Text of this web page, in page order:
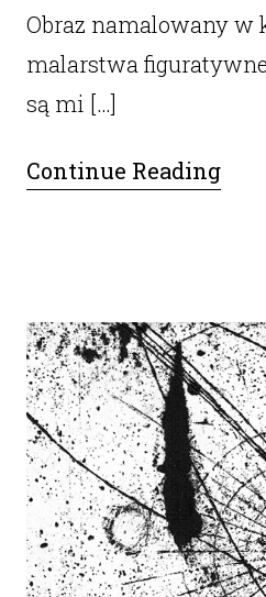
Obraz namalowany w
malarstwa
są mi […]
Continue Reading